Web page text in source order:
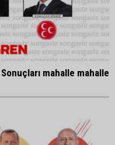
mahalle mahalle